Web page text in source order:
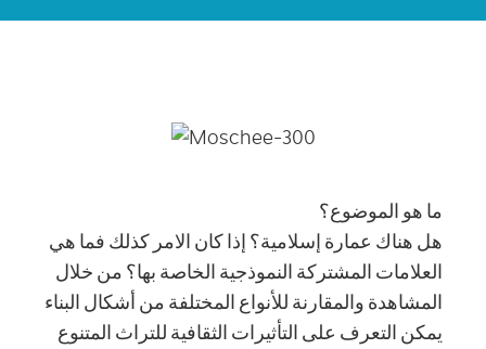
ما هو الموضوع؟
هل هناك عمارة إسلامية؟ إذا كان الامر كذلك فما هي
العلامات المشتركة النموذجية الخاصة بها؟ من خلال
المشاهدة والمقارنة للأنواع المختلفة من أشكال البناء
يمكن التعرف على التأثيرات الثقافية للتراث المتنوع